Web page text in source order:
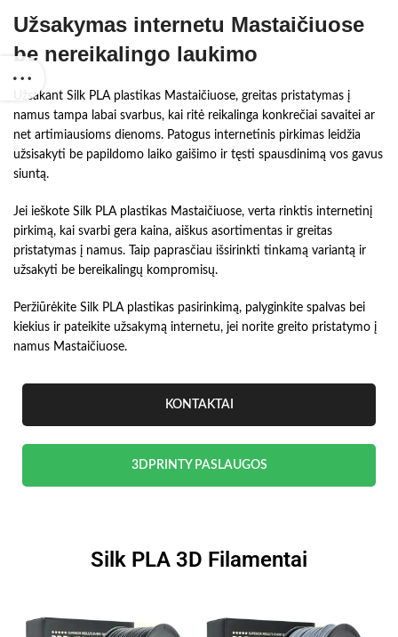
Užsakymas internetu Mastaičiuose
be nereikalingo laukimo
Užsakant Silk PLA plastikas Mastaičiuose, greitas pristatymas į
namus tampa labai svarbus, kai ritė reikalinga konkrečiai savaitei ar
net artimiausioms dienoms. Patogus internetinis pirkimas leidžia
užsisakyti be papildomo laiko gaišimo ir tęsti spausdinimą vos gavus
siuntą.
Jei ieškote Silk PLA plastikas Mastaičiuose, verta rinktis internetinį
pirkimą, kai svarbi gera kaina, aiškus asortimentas ir greitas
pristatymas į namus. Taip paprasčiau išsirinkti tinkamą variantą ir
užsakyti be bereikalingų kompromisų.
Peržiūrėkite Silk PLA plastikas pasirinkimą, palyginkite spalvas bei
kiekius ir pateikite užsakymą internetu, jei norite greito pristatymo į
namus Mastaičiuose.
KONTAKTAI
3DPRINTY PASLAUGOS
Silk PLA 3D Filamentai